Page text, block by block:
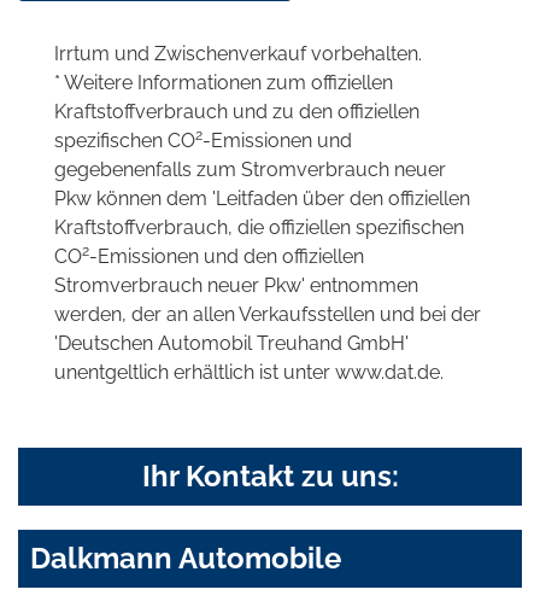
Irrtum und Zwischenverkauf vorbehalten.
* Weitere Informationen zum offiziellen
Kraftstoffverbrauch und zu den offiziellen
spezifischen CO2-Emissionen und
gegebenenfalls zum Stromverbrauch neuer
Pkw können dem 'Leitfaden über den offiziellen
Kraftstoffverbrauch, die offiziellen spezifischen
CO2-Emissionen und den offiziellen
Stromverbrauch neuer Pkw' entnommen
werden, der an allen Verkaufsstellen und bei der
'Deutschen Automobil Treuhand GmbH'
unentgeltlich erhältlich ist unter www.dat.de.
Ihr Kontakt zu uns:
Dalkmann Automobile